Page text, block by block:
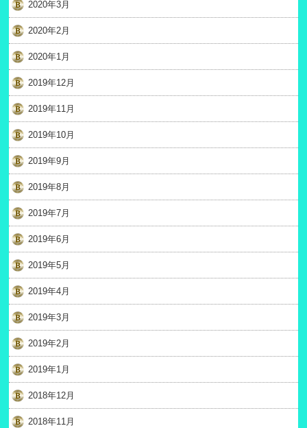
2020年3月
2020年2月
2020年1月
2019年12月
2019年11月
2019年10月
2019年9月
2019年8月
2019年7月
2019年6月
2019年5月
2019年4月
2019年3月
2019年2月
2019年1月
2018年12月
2018年11月